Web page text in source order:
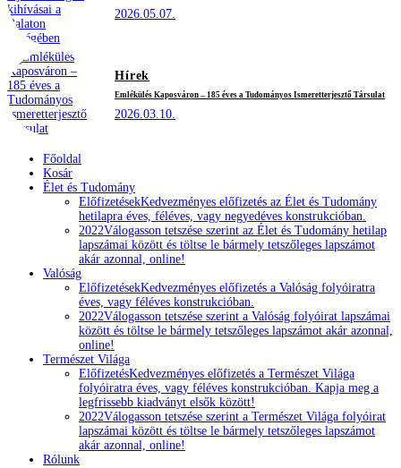
2026.05.07.
Hírek
Emlékülés Kaposváron – 185 éves a Tudományos Ismeretterjesztő Társulat
2026.03.10.
Főoldal
Kosár
Élet és Tudomány
ElőfizetésekKedvezményes előfizetés az Élet és Tudomány
hetilapra éves, féléves, vagy negyedéves konstrukcióban.
2022Válogasson tetszése szerint az Élet és Tudomány hetilap
lapszámai között és töltse le bármely tetszőleges lapszámot
akár azonnal, online!
Valóság
ElőfizetésekKedvezményes előfizetés a Valóság folyóiratra
éves, vagy féléves konstrukcióban.
2022Válogasson tetszése szerint a Valóság folyóirat lapszámai
között és töltse le bármely tetszőleges lapszámot akár azonnal,
online!
Természet Világa
ElőfizetésKedvezményes előfizetés a Természet Világa
folyóiratra éves, vagy féléves konstrukcióban. Kapja meg a
legfrissebb kiadványt elsők között!
2022Válogasson tetszése szerint a Természet Világa folyóirat
lapszámai között és töltse le bármely tetszőleges lapszámot
akár azonnal, online!
Rólunk